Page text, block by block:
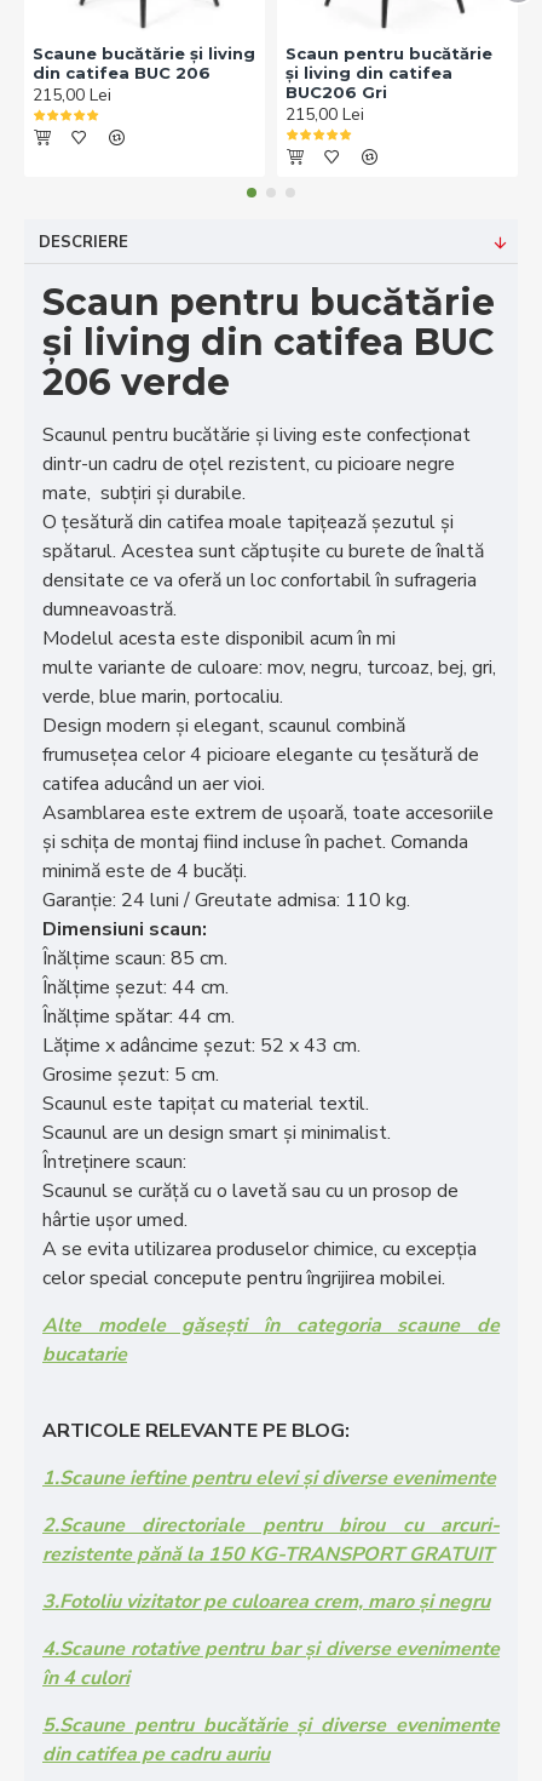
Scaune bucătărie și living
din catifea BUC 206
215,00 Lei
Scaun pentru bucătărie
și living din catifea
BUC206 Gri
215,00 Lei
DESCRIERE
Scaun pentru bucătărie
și living din catifea BUC
206 verde
Scaunul pentru bucătărie și living este confecționat
dintr-un cadru de oțel rezistent, cu picioare negre
mate, subțiri și durabile.
O țesătură din catifea moale tapițează șezutul și
spătarul. Acestea sunt căptușite cu burete de înaltă
densitate ce va oferă un loc confortabil în sufrageria
dumneavoastră.
Modelul acesta este disponibil acum în mi
multe variante de culoare: mov, negru, turcoaz, bej, gri,
verde, blue marin, portocaliu.
Design modern și elegant, scaunul combină
frumusețea celor 4 picioare elegante cu țesătură de
catifea aducând un aer vioi.
Asamblarea este extrem de ușoară, toate accesoriile
și schița de montaj fiind incluse în pachet. Comanda
minimă este de 4 bucăți.
Garanție: 24 luni / Greutate admisa: 110 kg.
Dimensiuni scaun:
Înălțime scaun: 85 cm.
Înălțime șezut: 44 cm.
Înălțime spătar: 44 cm.
Lățime x adâncime șezut: 52 x 43 cm.
Grosime șezut: 5 cm.
Scaunul este tapițat cu material textil.
Scaunul are un design smart și minimalist.
Întreținere scaun:
Scaunul se curăță cu o lavetă sau cu un prosop de
hârtie ușor umed.
A se evita utilizarea produselor chimice, cu excepția
celor special concepute pentru îngrijirea mobilei.
Alte modele găsești în categoria scaune de
bucatarie
ARTICOLE RELEVANTE PE BLOG:
1.Scaune ieftine pentru elevi și diverse evenimente
2.Scaune directoriale pentru birou cu arcuri-
rezistente pănă la 150 KG-TRANSPORT GRATUIT
3.Fotoliu vizitator pe culoarea crem, maro și negru
4.Scaune rotative pentru bar și diverse evenimente
în 4 culori
5.Scaune pentru bucătărie și diverse evenimente
din catifea pe cadru auriu